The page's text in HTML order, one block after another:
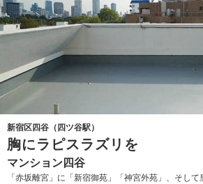
新宿区四谷（四ツ谷駅）
胸にラピスラズリを
マンション四谷
「赤坂離宮」に「新宿御苑」「神宮外苑」、そし